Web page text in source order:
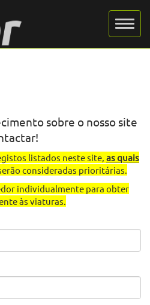
sobre o nosso site
listados neste site, as quais
consideradas prioritárias.
individualmente para obter
às viaturas.